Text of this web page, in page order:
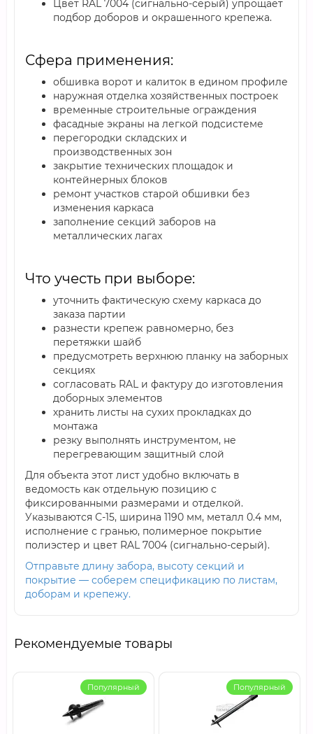
Цвет RAL 7004 (сигнально-серый) упрощает
подбор доборов и окрашенного крепежа.
Сфера применения:
обшивка ворот и калиток в едином профиле
наружная отделка хозяйственных построек
временные строительные ограждения
фасадные экраны на легкой подсистеме
перегородки складских и
производственных зон
закрытие технических площадок и
контейнерных блоков
ремонт участков старой обшивки без
изменения каркаса
заполнение секций заборов на
металлических лагах
Что учесть при выборе:
уточнить фактическую схему каркаса до
заказа партии
разнести крепеж равномерно, без
перетяжки шайб
предусмотреть верхнюю планку на заборных
секциях
согласовать RAL и фактуру до изготовления
доборных элементов
хранить листы на сухих прокладках до
монтажа
резку выполнять инструментом, не
перегревающим защитный слой
Для объекта этот лист удобно включать в
ведомость как отдельную позицию с
фиксированными размерами и отделкой.
Указываются С-15, ширина 1190 мм, металл 0.4 мм,
исполнение с гранью, полимерное покрытие
полиэстер и цвет RAL 7004 (сигнально-серый).
Отправьте длину забора, высоту секций и
покрытие — соберем спецификацию по листам,
доборам и крепежу.
Рекомендуемые товары
Популярный Популярный